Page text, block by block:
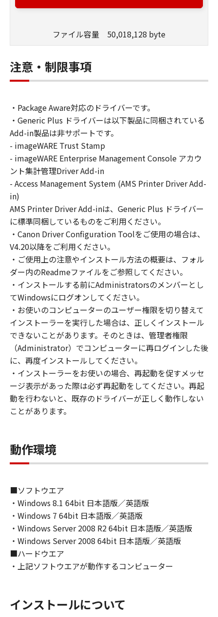
（本契約書においては、「本ソフトウェア」を
ること、またはコンピューターにおいて表示す
ること、アクセスすること、もしくは実行する
ことのいずれも含むものとします。）するため
お客様は、また「指定機器」にネットワークを
通じて接続されたコンピューター上で、かかる
コンピューターの使用者に対して「本ソフトウ
ェア」を使用させることができますが、かかる
コンピューターの使用者に本契約書上の義務お
よび条件を遵守させるとともに、その履行に関
し全責任を負うことを条件とします。
(2) お客様は、上記(1)に基づいて「本ソフトウ
「本ソフトウェア」を１部、複製することがで
きます。
(3) 上記(1)および(2)に定める場合を除き、キヤ
ノンまたはキヤノンのライセンサーのいかなる
知的財産権も、明示たると黙示たるとを問わ
ず、本契約書によってお客様に譲渡あるいは許
諾されるものではありません。
２．制限
(1) お客様は、再使用許諾、譲渡、販売、頒
布、リースもしくは貸与その他の方法により、
第三者に「本ソフトウェア」を使用させること
はできません。
(2) お客様は、「本ソフトウェア」の全部また
は一部を修正、改変、逆コンパイル、逆アセン
ブル、その他リバースエンジニアリング等する
ことはできません。また第三者にこのような行
為をさせてはなりません。
お客様は、「本ソフトウェア」に含まれるキヤ
ノンまたはキヤノンのライセンサーの著作権表
４．所有権
「本ソフトウェア」に係る権原および所有権
は、その内容によりキヤノンまたはキヤノンの
ライセンサーに帰属します。
５．輸出
トウェア」の全部または一部を、直接または間
接に輸出してはなりません。
ファイル容量 50,018,128 byte
注意・制限事項
・Package Aware対応のドライバーです。
・Generic Plus ドライバーは以下製品に同梱されている
Add-in製品は非サポートです。
- imageWARE Trust Stamp
- imageWARE Enterprise Management Console アカウ
ント集計管理Driver Add-in
- Access Management System (AMS Printer Driver Add-
in)
AMS Printer Driver Add-inは、Generic Plus ドライバー
に標準同梱しているものをご利用ください。
・Canon Driver Configuration Toolをご使用の場合は、
V4.20以降をご利用ください。
・ご使用上の注意やインストール方法の概要は、フォル
ダー内のReadmeファイルをご参照してください。
・インストールする前にAdministratorsのメンバーとし
てWindowsにログオンしてください。
・お使いのコンピューターのユーザー権限を切り替えて
インストーラーを実行した場合は、正しくインストール
できないことがあります。そのときは、管理者権限
（Administrator）でコンピューターに再ログインした後
に、再度インストールしてください。
・インストーラーをお使いの場合、再起動を促すメッセ
ージ表示があった際は必ず再起動をしてください。再起
動を行わないと、既存のドライバーが正しく動作しない
ことがあります。
動作環境
■ソフトウエア
・Windows 8.1 64bit 日本語版／英語版
・Windows 7 64bit 日本語版／英語版
・Windows Server 2008 R2 64bit 日本語版／英語版
・Windows Server 2008 64bit 日本語版／英語版
■ハードウエア
・上記ソフトウエアが動作するコンピューター
インストールについて